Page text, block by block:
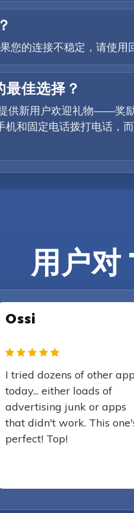
您的连接不稳定，请使用
佳选择？
供新用户欢迎礼物——奖
和固定电话拨打电话，
用户对
Ossi
I tried dozens of other
today... either loads of
advertising junk or apps
that didn't work. This
perfect! Top!